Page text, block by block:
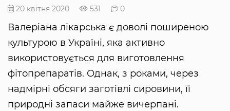
20 квітня 2020 531 0
Валеріана лікарська є доволі поширеною
культурою в Україні, яка активно
використовується для виготовлення
фітопрепаратів. Однак, з роками, через
надмірні обсяги заготівлі сировини, її
природні запаси майже вичерпані.